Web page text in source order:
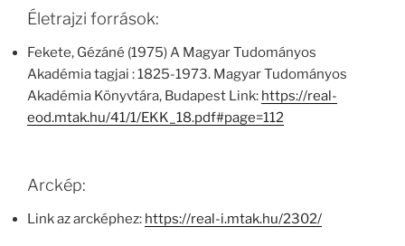
Életrajzi források:
Fekete, Gézáné (1975) A Magyar Tudományos
Akadémia tagjai : 1825-1973. Magyar Tudományos
Akadémia Könyvtára, Budapest Link: https://real-
eod.mtak.hu/41/1/EKK_18.pdf#page=112
Arckép:
Link az arcképhez: https://real-i.mtak.hu/2302/